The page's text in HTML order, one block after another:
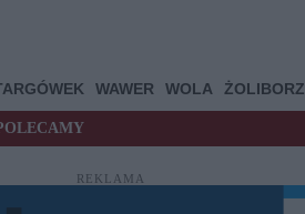
WAWER WOLA ŻOLIBORZ
REKLAMA